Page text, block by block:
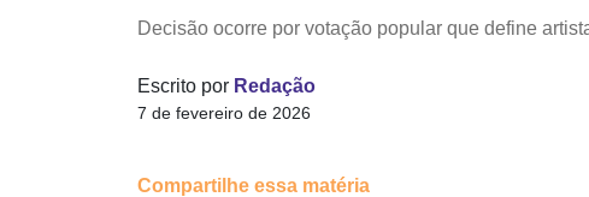
Decisão ocorre por votação popular que define
Escrito por Redação
7 de fevereiro de 2026
Compartilhe essa matéria